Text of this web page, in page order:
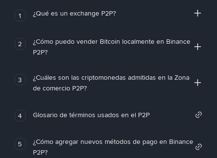
1 ¿Qué es un exchange P2P?
2
¿Cómo puedo vender Bitcoin localmente en Binance
P2P?
3
¿Cuáles son las criptomonedas admitidas en la Zona
de comercio P2P?
4 Glosario de términos usados en el P2P
5
¿Cómo agregar nuevos métodos de pago en Binance
P2P?